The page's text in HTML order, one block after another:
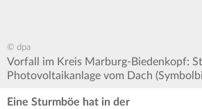
© dpa
Vorfall im Kreis Marburg-Biedenkopf:
Photovoltaikanlage vom Dach
Eine Sturmböe hat in der